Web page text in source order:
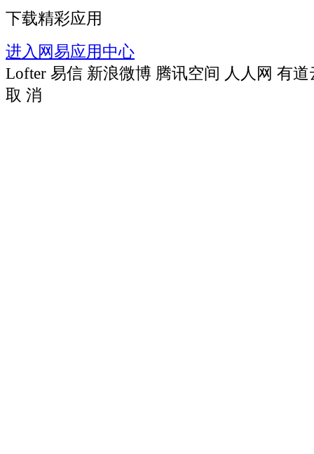
下载精彩应用
进入网易应用中心
Lofter 易信 新浪微博 腾讯空间 人人网 有道
取 消